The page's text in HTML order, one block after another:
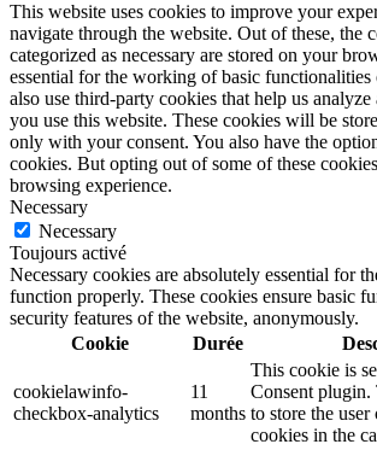
This website uses cookies to improve your
navigate through the website. Out of these, the
categorized as necessary are stored on your
essential for the working of basic functionalities
also use third-party cookies that help us
you use this website. These cookies will be
only with your consent. You also have the
cookies. But opting out of some of these
browsing experience.
Necessary
Necessary
Toujours activé
Necessary cookies are absolutely essential for
function properly. These cookies ensure basic
security features of the website, anonymously.
Cookie
Durée
cookielawinfo-
checkbox-analytics
11
months
This cookie is
Consent plugin.
to store the
cookies in the